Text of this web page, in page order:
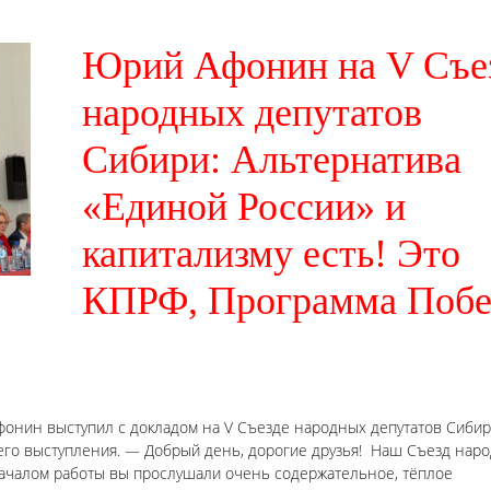
Юрий Афонин на V
народных депутатов
Сибири: Альтернатива
«Единой России» и
капитализму есть! Это
КПРФ, Программа
выступил с докладом на V Съезде народных депутатов
выступления. — Добрый день, дорогие друзья! Наш Съезд
работы вы прослушали очень содержательное, тёплое